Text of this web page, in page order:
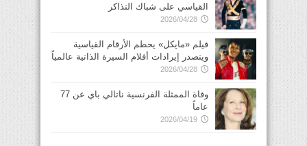
القياسي على شباك التذاكر
2026/04/28
فيلم «مايكل» يحطم الأرقام القياسية
ويتصدر إيرادات أفلام السيرة الذاتية عالمياً
2026/04/28
وفاة الممثلة الفرنسية ناتالي باي عن 77
عاماً
2026/04/19